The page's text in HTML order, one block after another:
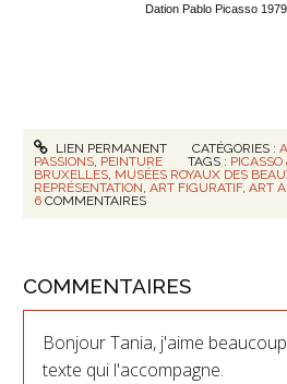
Dation Pablo Picasso
LIEN PERMANENT CATÉGORIES :
PASSIONS, PEINTURE TAGS :
BRUXELLES, MUSÉES ROYAUX DES
REPRÉSENTATION, ART FIGURATIF, ART
6 COMMENTAIRES
COMMENTAIRES
Bonjour Tania, j'aime
texte qui l'accompagne.